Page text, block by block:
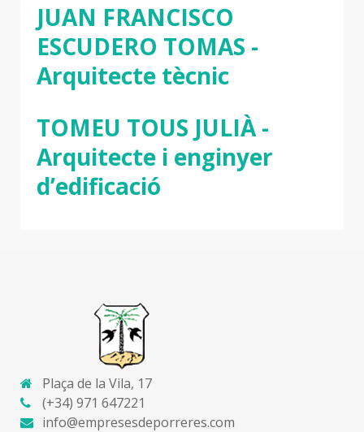
JUAN FRANCISCO
ESCUDERO TOMAS -
Arquitecte tècnic
TOMEU TOUS JULIÀ -
Arquitecte i enginyer
d’edificació
Plaça de la Vila, 17
(+34) 971 647221
info@empresesdeporreres.com